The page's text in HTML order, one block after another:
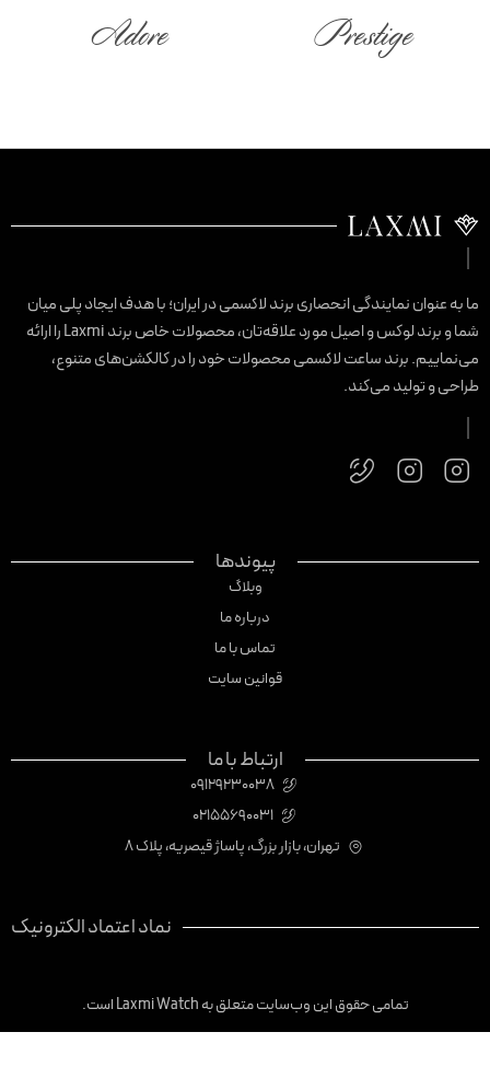
Prestige
Adore
به عنوان نمایندگی انحصاری برند لاکسمی در ایران؛ با هدف ایجاد پلی میان
شما و برند لوکس و اصیل مورد علاقه‌تان، محصولات خاص برند Laxmi را ارائه
برند ساعت لاکسمی محصولات خود را در کالکشن‌های متنوع،
و تولید می‌کند.
پیوندها
وبلاگ
درباره ما
تماس با ما
قوانین سایت
ارتباط با ما
09129230038
02155690031
تهران، بازار بزرگ، پاساژ قیصریه، پلاک 8
نماد اعتماد الکترونیک
تمامی حقوق این وب‌سایت متعلق به Laxmi Watch است.